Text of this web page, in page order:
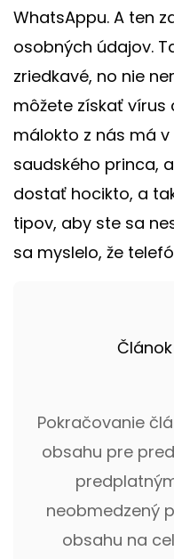
WhatsAppu. A ten
osobných údajov.
zriedkavé, no nie
môžete získať vírus
málokto z nás má
saudského princa,
dostať hocikto, a
tipov, aby ste sa
sa myslelo, že
Pokračovanie
obsahu pre
neobmedzený
obsahu na